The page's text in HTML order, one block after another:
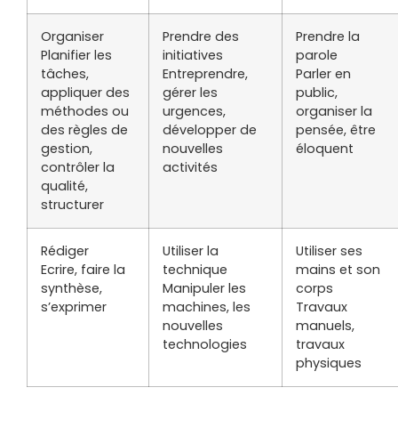
Organiser
Planifier les
tâches,
appliquer des
méthodes ou
des règles de
gestion,
contrôler la
qualité,
structurer
Prendre des
initiatives
Entreprendre,
gérer les
urgences,
développer de
nouvelles
activités
Prendre la
parole
Parler en
public,
organiser la
pensée, être
éloquent
Rédiger
Ecrire, faire la
synthèse,
s’exprimer
Utiliser la
technique
Manipuler les
machines, les
nouvelles
technologies
Utiliser ses
mains et son
corps
Travaux
manuels,
travaux
physiques